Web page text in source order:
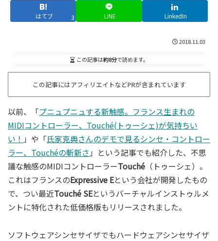
はてブ 3 LINE LinkedIn
2018.11.03
この記事は約8分で読めます。
この記事にはアフィリエイトなどPRが含まれています
以前、「プニュプニュする新触感。フランス生まれの
MIDIコントローラー、Touché(トゥーシェ)が気持ちい
い！ 」や「氏家克典さんのデモで見るシンセ・コントロー
ラー、Touchéの斬新さ 」という記事でも紹介した、不思
議な触感のMIDIコントローラーTouché （トゥーシェ）。
これはフランスのExpressive Eという会社が開発したもの
で、つい最近Touché SEというバーチャルインストゥルメ
ントに特化された低価格版もリリースされました。
ソフトウェアシンセサイザでもハードウェアシンセサイザ